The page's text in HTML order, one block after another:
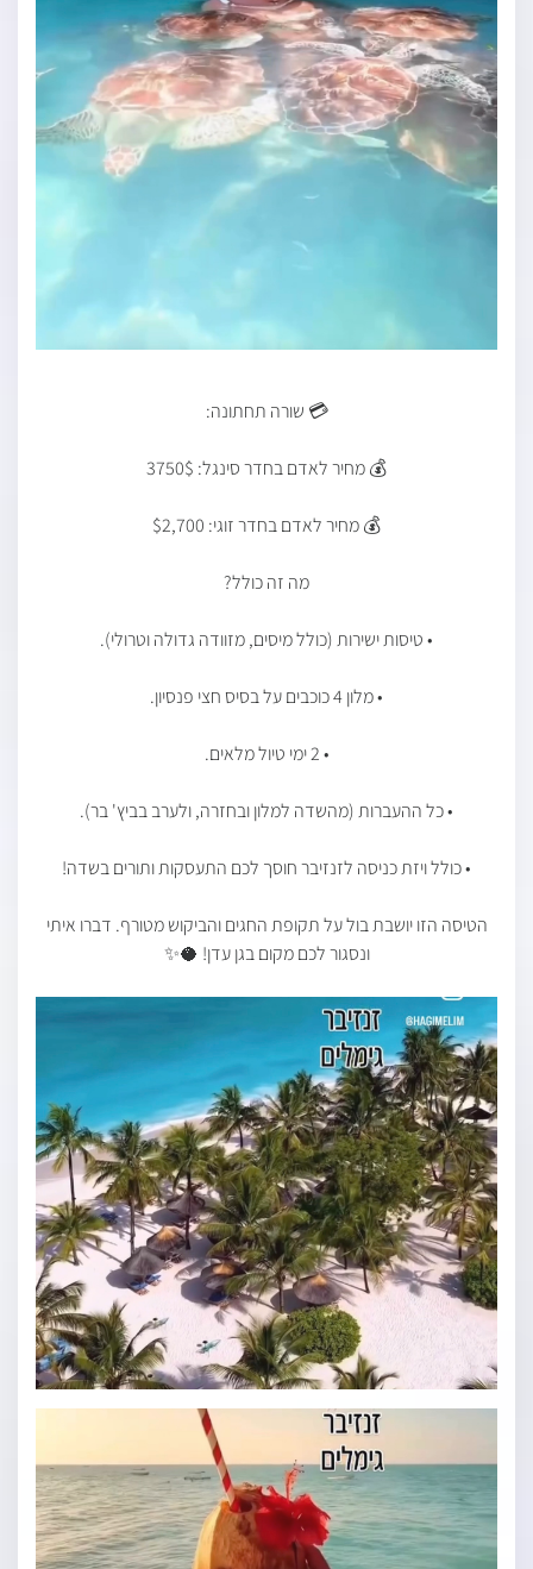
💳 שורה תחתונה:
💰 מחיר לאדם בחדר סינגל: 3750$
💰 מחיר לאדם בחדר זוגי: $2,700
מה זה כולל?
• טיסות ישירות (כולל מיסים, מזוודה גדולה וטרולי).
• מלון 4 כוכבים על בסיס חצי פנסיון.
• 2 ימי טיול מלאים.
• כל ההעברות (מהשדה למלון ובחזרה, ולערב בביץ' בר).
• כולל ויזת כניסה לזנזיבר חוסך לכם התעסקות ותורים בשדה!
הטיסה הזו יושבת בול על תקופת החגים והביקוש מטורף. דברו איתי
ונסגור לכם מקום בגן עדן! 🥥✨